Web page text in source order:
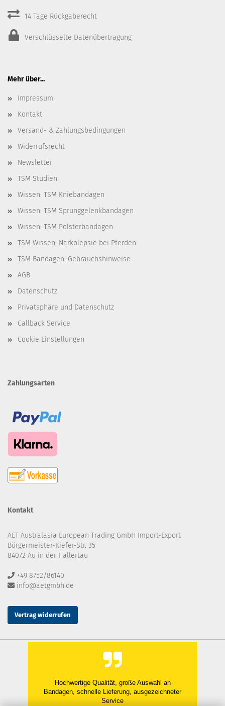
14 Tage Rückgaberecht
Verschlüsselte Datenübertragung
Mehr über...
Impressum
Kontakt
Versand- & Zahlungsbedingungen
Widerrufsrecht
Newsletter
TSM Studien
Wissen: TSM Kniebandagen
Wissen: TSM Sprunggelenkbandagen
Wissen: TSM Polsterbandagen
TSM Wissen: Narkolepsie bei Pferden
TSM Bandagen: Gebrauchshinweise
AGB
Datenschutz
Privatsphäre und Datenschutz
Callback Service
Cookie Einstellungen
Zahlungsarten
Kontakt
AET Australasia European Trading GmbH Import-Export
Bürgermeister-Kiefer-Str. 35
84072 Au in der Hallertau
+49 8752/86140
info@aetgmbh.de
Vertrag widerrufen
Hochwertige Qualität, große Auswahl an
Bandagen, schnelle Lieferung, ausgezeichneter
Service